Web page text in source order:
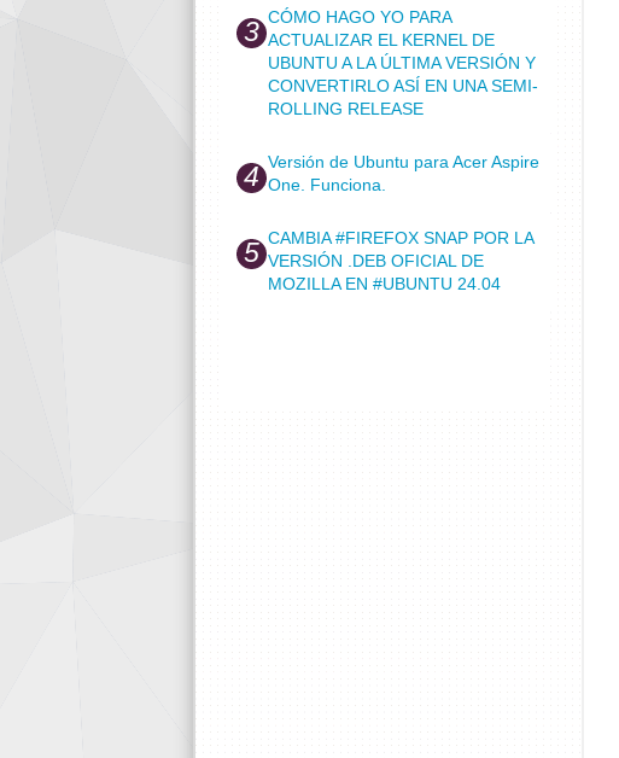
CÓMO HAGO YO PARA
ACTUALIZAR EL KERNEL DE
UBUNTU A LA ÚLTIMA VERSIÓN Y
CONVERTIRLO ASÍ EN UNA SEMI-
ROLLING RELEASE
Versión de Ubuntu para Acer Aspire
One. Funciona.
CAMBIA #FIREFOX SNAP POR LA
VERSIÓN .DEB OFICIAL DE
MOZILLA EN #UBUNTU 24.04